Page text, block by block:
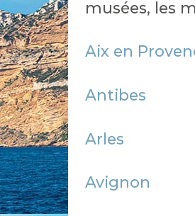
musées, les
Aix en
Antibes
Arles
Avignon